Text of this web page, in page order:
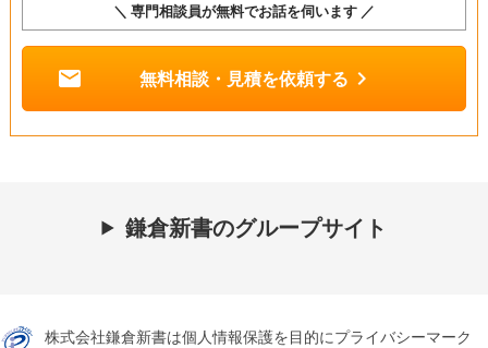
＼ 専門相談員が無料でお話を伺います ／
mail 無料相談・見積を依頼する chevron_right
鎌倉新書のグループサイト
株式会社鎌倉新書は個人情報保護を目的にプライバシーマーク